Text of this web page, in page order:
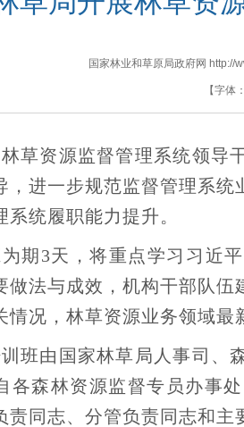
国家林业和草原局政府网 http://
【字体
林草资源监督管理系统领导
，进一步规范监督管理系
系统履职能力提升。
期3天，将重点学习习近
做法与成效，机构干部队
情况，林草资源业务领域
班由国家林草局人事司、
各森林资源监督专员办事
责同志、分管负责同志和